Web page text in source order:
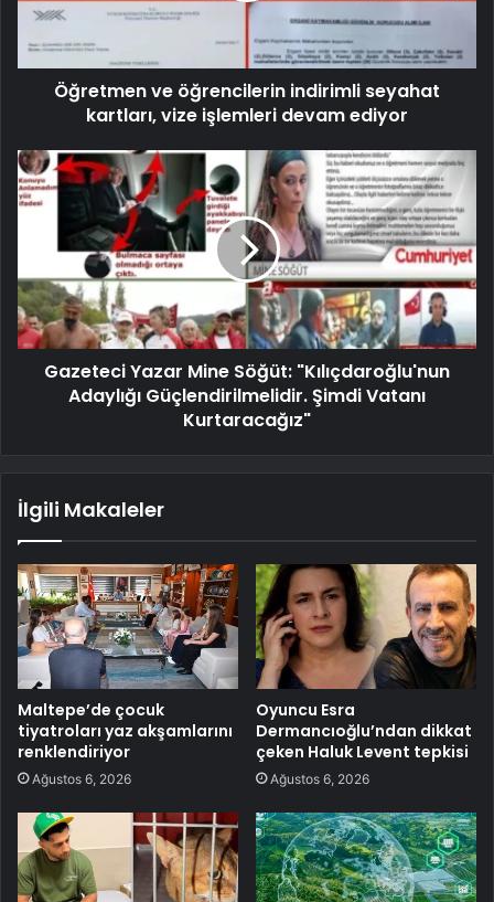
Öğretmen ve öğrencilerin indirimli seyahat
kartları, vize işlemleri devam ediyor
Gazeteci Yazar Mine Söğüt: "Kılıçdaroğlu'nun
Adaylığı Güçlendirilmelidir. Şimdi Vatanı
Kurtaracağız"
İlgili Makaleler
Maltepe’de çocuk
tiyatroları yaz akşamlarını
renklendiriyor
Ağustos 6, 2026
Oyuncu Esra
Dermancıoğlu’ndan dikkat
çeken Haluk Levent tepkisi
Ağustos 6, 2026